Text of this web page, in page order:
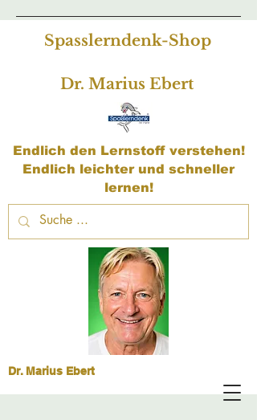
Spasslerndenk-Shop
Dr. Marius Ebert
Endlich den Lernstoff verstehen!
Endlich leichter und schneller
lernen!
Dr. Marius Ebert